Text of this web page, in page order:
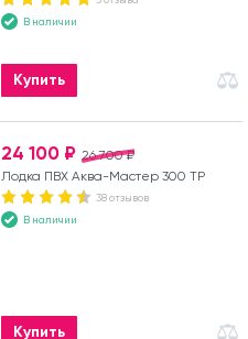
В наличии
Купить
26 700 ₽
24 100 ₽
Лодка ПВХ Аква-Мастер 300 ТР
38 отзывов
В наличии
Купить